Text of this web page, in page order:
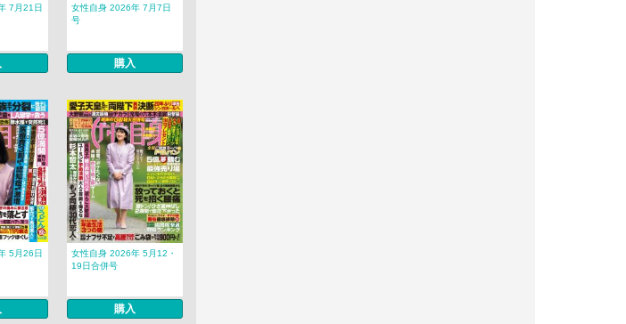
7月21日
女性自身 2026年 7月7日
号
購入
5月26日
女性自身 2026年 5月12・
19日合併号
購入